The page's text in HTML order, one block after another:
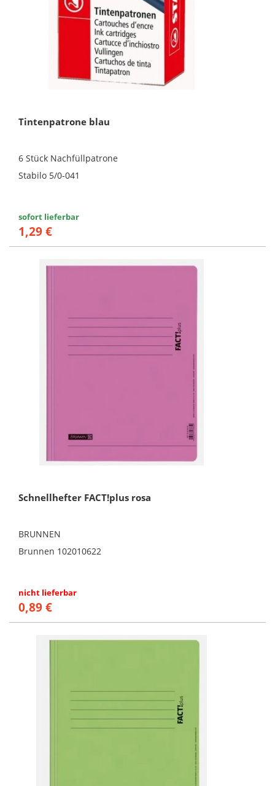
Tintenpatrone blau
6 Stück Nachfüllpatrone
Stabilo 5/0-041
sofort lieferbar
1,29 €
Schnellhefter FACT!plus rosa
BRUNNEN
Brunnen 102010622
nicht lieferbar
0,89 €